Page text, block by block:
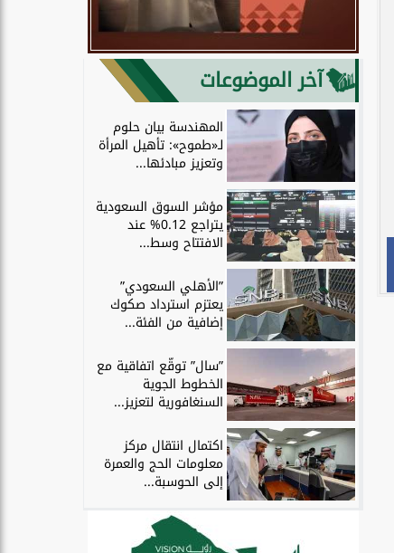
آخر الموضوعات
المهندسة بيان حلوم
لـ«طموح»: تأهيل المرأة
وتعزيز مبادئها...
مؤشر السوق السعودية
يتراجع 0.12% عند
الافتتاح وسط...
”الأهلي السعودي”
يعتزم استرداد صكوك
إضافية من الفئة...
”سال” توقّع اتفاقية مع
الخطوط الجوية
السنغافورية لتعزيز...
اكتمال انتقال مركز
معلومات الحج والعمرة
إلى الحوسبة...